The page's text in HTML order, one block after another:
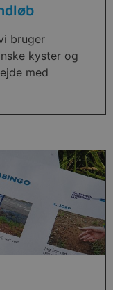
bruger
kyster og
med